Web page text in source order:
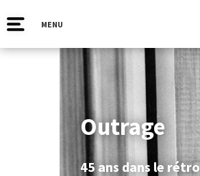
MENU
Outrage
45 ans dans le rétro